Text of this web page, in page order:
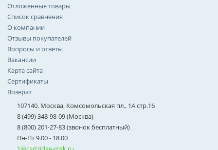
Отложенные товары
Список сравнения
О компании
Отзывы покупателей
Вопросы и ответы
Вакансии
Карта сайта
Сертификаты
Возврат
107140, Москва, Комсомольская пл., 1А стр.16
8 (499) 348-98-09 (Москва)
8 (800) 201-27-83 (звонок бесплатный)
Пн-Пт 9.00 - 18.00